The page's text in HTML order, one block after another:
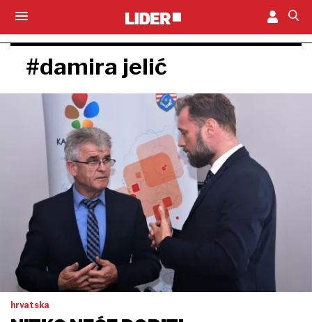
#damira jelić
hrvatska